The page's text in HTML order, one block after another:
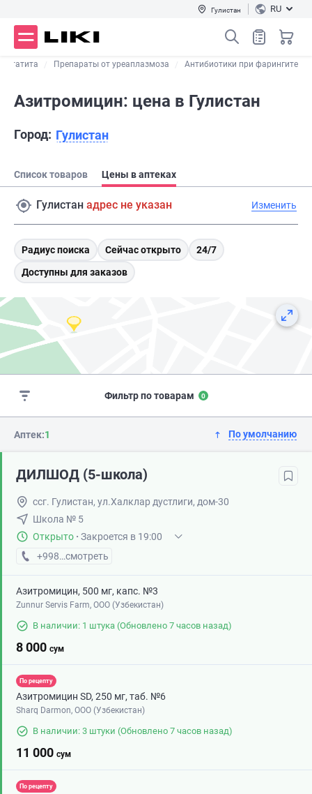
Гулистан RU
Препараты от уреаплазмоза Антибиотики при фарингите
Азитромицин: цена в Гулистан
Город: Гулистан
Список товаров Цены в аптеках
Гулистан адрес не указан Изменить
Радиус поиска Сейчас открыто
24/7
Доступны для заказов
Фильтр по товарам 0
Аптек:1 По умолчанию
ДИЛШОД (5-школа)
ссг. Гулистан, ул.Халклар дустлиги, дом-30
Школа № 5
Открыто · Закроется в 19:00
+998 (95) XXX-XX-XX
смотреть
Азитромицин, 500 мг, капс. №3
Zunnur Servis Farm, ООО (Узбекистан)
В наличии: 1 штука (Обновлено 7 часов назад)
8 000 сум
По рецепту
Азитромицин SD, 250 мг, таб. №6
Sharq Darmon, OOO (Узбекистан)
В наличии: 3 штуки (Обновлено 7 часов назад)
11 000 сум
По рецепту